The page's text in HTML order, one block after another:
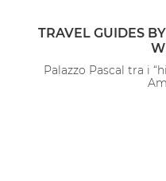
TRAVEL GUIDES
Palazzo Pascal tra i